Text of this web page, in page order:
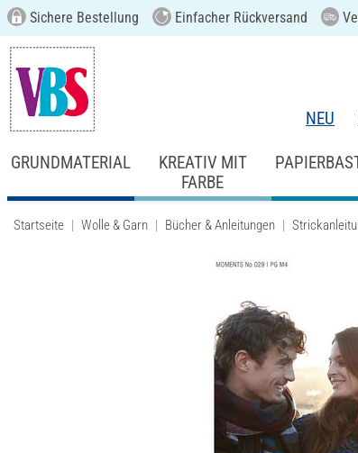
Sichere Bestellung Einfacher Rückversand
NEU
GRUNDMATERIAL
KREATIV MIT
FARBE
Startseite Wolle & Garn Bücher & Anleitungen